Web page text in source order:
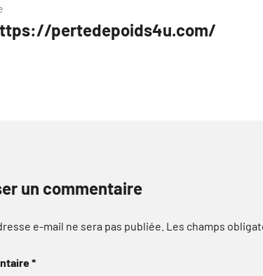
pertedepoids4u.com/
un commentaire
e-mail ne sera pas publiée. Les champs
*